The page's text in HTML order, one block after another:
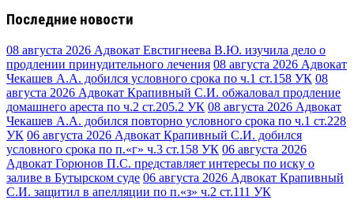
Последние новости
08 августа 2026 Адвокат Евстигнеева В.Ю. изучила дело о
продлении принудительного лечения 08 августа 2026 Адвокат
Чекашев А.А. добился условного срока по ч.1 ст.158 УК 08
августа 2026 Адвокат Крапивный С.И. обжаловал продление
домашнего ареста по ч.2 ст.205.2 УК 08 августа 2026 Адвокат
Чекашев А.А. добился повторно условного срока по ч.1 ст.228
УК 06 августа 2026 Адвокат Крапивный С.И. добился
условного срока по п.«г» ч.3 ст.158 УК 06 августа 2026
Адвокат Горюнов П.С. представляет интересы по иску о
заливе в Бутырском суде 06 августа 2026 Адвокат Крапивный
С.И. защитил в апелляции по п.«з» ч.2 ст.111 УК